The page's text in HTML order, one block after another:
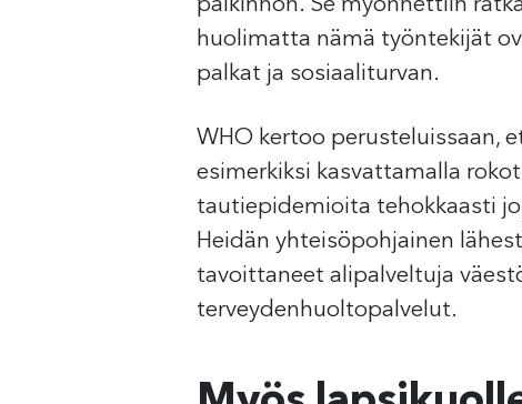
palkinnon. Se myönnettiin
huolimatta nämä työntekijät
palkat ja sosiaaliturvan.
WHO kertoo perusteluissaan,
esimerkiksi kasvattamalla
tautiepidemioita tehokkaasti
Heidän yhteisöpohjainen
tavoittaneet alipalveltuja
terveydenhuoltopalvelut.